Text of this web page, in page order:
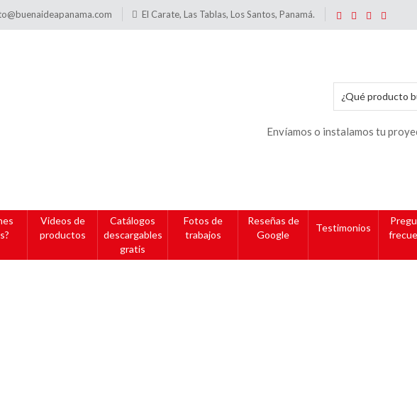
El Carate, Las Tablas, Los Santos, Panamá.
Envíamos o instalamos tu
Videos de
productos
Catálogos
descargables
gratis
Fotos de
trabajos
Reseñas de
Google
Testimonios